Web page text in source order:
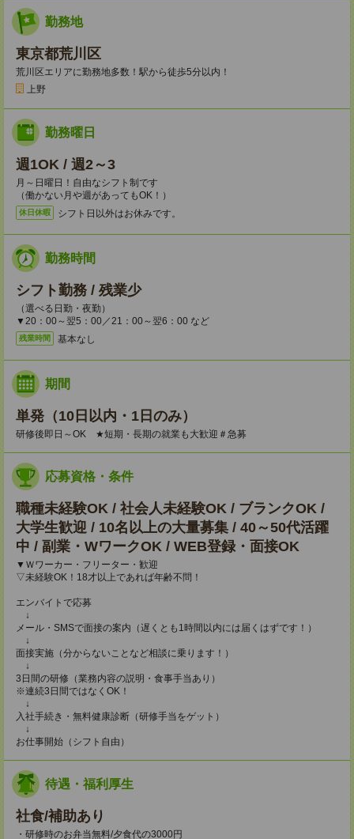
勤務地
東京都荒川区
荒川区エリアに勤務地多数！駅から徒歩5分以内！
上野
勤務曜日
週1OK / 週2～3
月～日曜日！自由なシフト制です
（働かない月や週があってもOK！）
休日休暇 シフト日以外はお休みです。
勤務時間
シフト勤務 / 残業少
（選べる日勤・夜勤）
▼20：00～翌5：00／21：00～翌6：00 など
残業時間 基本なし
期間
単発（10日以内・1日のみ）
研修後即日～OK ★短期・長期の就業も大歓迎＃急募
応募資格・条件
職種未経験OK / 社会人未経験OK / ブランクOK /
大学生歓迎 / 10名以上の大量募集 / 40～50代活躍
中 / 副業・WワークOK / WEB登録・面接OK
▼Ｗワーカー・フリーター・歓迎
▽未経験OK！18才以上であれば年齢不問！
エンバイトで応募
↓
メール・SMSで面接の案内（遅くとも1時間以内には届くはずです！）
↓
面接実施（分からないことなど相談に乗ります！）
↓
3日間の研修（業務内容の説明・食事手当あり）
※連続3日間ではなくOK！
↓
入社手続き・無料健康診断（研修手当をゲット）
↓
お仕事開始（シフト自由）
待遇・福利厚生
社食/補助あり
・研修時のお弁当無料/夕食代の3000円